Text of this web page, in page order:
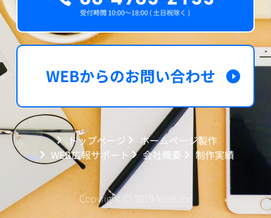
トップページ
ホームページ製作
WEB広報サポート
会社概要 制作実績
Copyright 🄫 2019 ferret.inc